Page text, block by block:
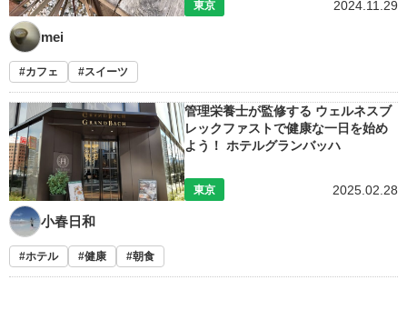
東京 2024.11.29
mei
カフェ スイーツ
管理栄養士が監修する ウェルネスブ
レックファストで健康な一日を始め
よう！ ホテルグランバッハ
東京 2025.02.28
小春日和
ホテル 健康 朝食